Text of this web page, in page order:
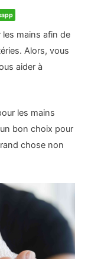
mains afin de
Alors, vous
aider à
les mains
un bon choix pour
chose non